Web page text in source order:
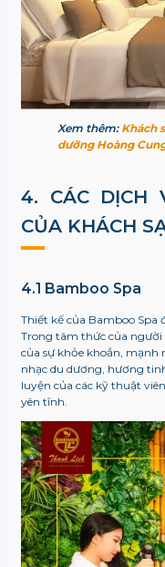
Xem thêm: Khách
dưỡng Hoàng
4. CÁC DỊCH
CỦA KHÁCH
4.1 Bamboo Spa
Thiết kế của Bamboo Spa
Trong tâm thức của người
của sự khỏe khoắn, mạnh
nhạc du dương, hương
luyện của các kỹ thuật
yên tĩnh.